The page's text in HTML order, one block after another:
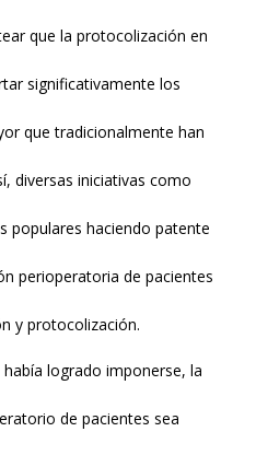
que la protocolización en
significativamente los
que tradicionalmente han
diversas iniciativas como
populares haciendo patente
perioperatoria de pacientes
y protocolización.
logrado imponerse, la
de pacientes sea